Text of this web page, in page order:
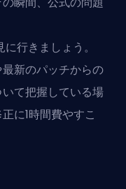
行きましょう。
新のパッチからの
て把握している場
に1時間費やすこ